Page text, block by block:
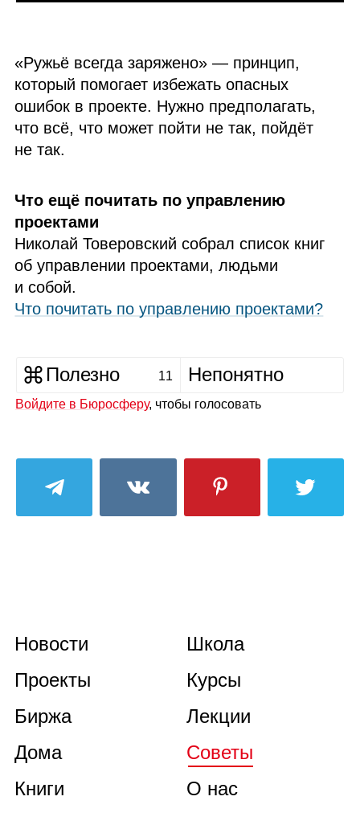
«Ружьё всегда заряжено» — принцип,
который помогает избежать опасных
ошибок в проекте. Нужно предполагать,
что всё, что может пойти не так, пойдёт
не так.
Что ещё почитать по управлению
проектами
Николай Товеровский собрал список книг
об управлении проектами, людьми
и собой.
Что почитать по управлению проектами?
Полезно 11 Непонятно
Войдите в Бюросферу, чтобы голосовать
Новости
Проекты
Биржа
Дома
Книги
Школа
Курсы
Лекции
Советы
О нас